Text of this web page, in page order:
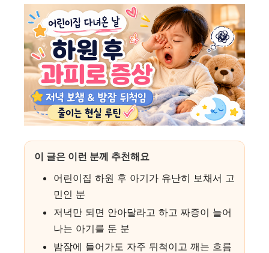
이 글은 이런 분께 추천해요
어린이집 하원 후 아기가 유난히 보채서 고
민인 분
저녁만 되면 안아달라고 하고 짜증이 늘어
나는 아기를 둔 분
밤잠에 들어가도 자주 뒤척이고 깨는 흐름